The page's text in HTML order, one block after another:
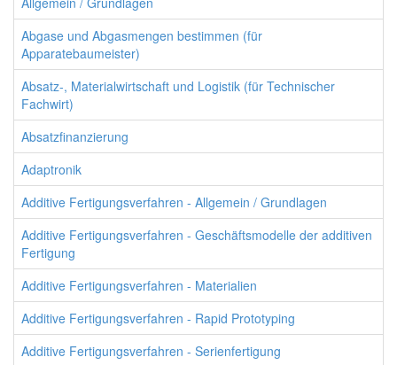
Abgase und Abgasmengen bestimmen (für
Apparatebaumeister)
Absatz-, Materialwirtschaft und Logistik (für Technischer
Fachwirt)
Absatzfinanzierung
Adaptronik
Additive Fertigungsverfahren - Allgemein / Grundlagen
Additive Fertigungsverfahren - Geschäftsmodelle der additiven
Fertigung
Additive Fertigungsverfahren - Materialien
Additive Fertigungsverfahren - Rapid Prototyping
Additive Fertigungsverfahren - Serienfertigung